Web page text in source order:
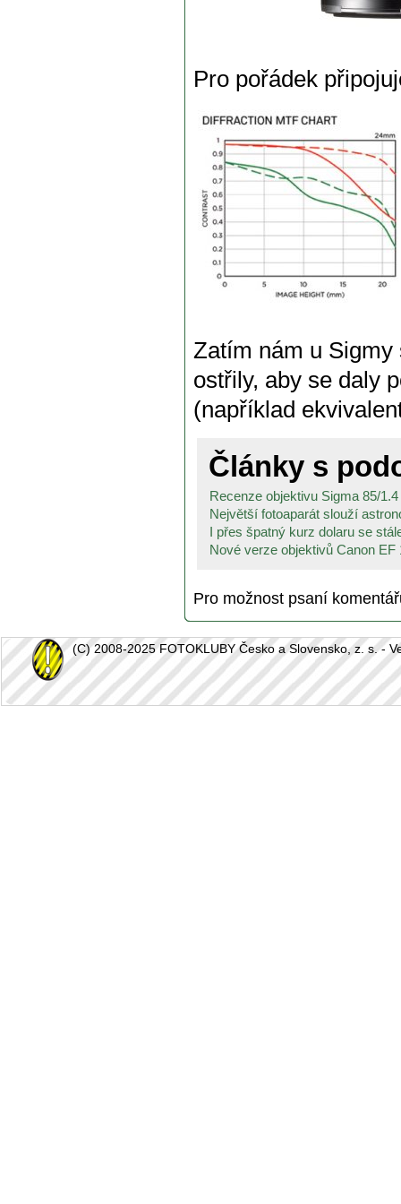
Pro pořádek
Zatím nám u Sigmy
ostřily, aby se daly
(například
Články s
Recenze objektivu Sigma 85/
Největší fotoaparát slouží
I přes špatný kurz dolaru se
Nové verze objektivů Canon EF
Pro možnost psaní
(C) 2008-2025 FOTOKLUBY Česko a Slovensko, z. s. -